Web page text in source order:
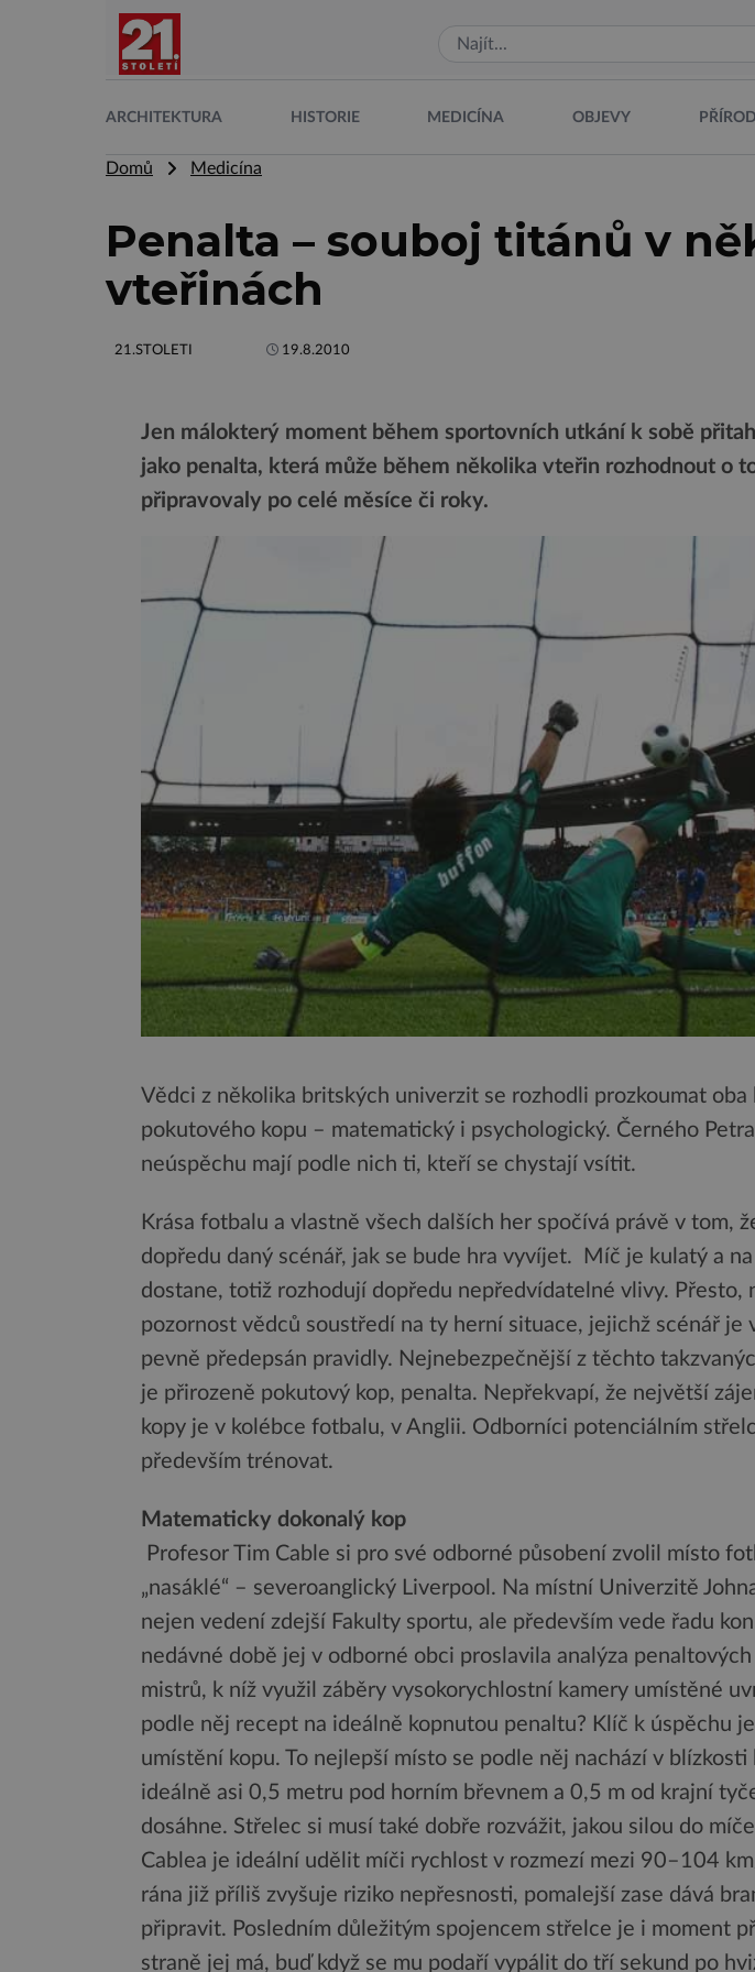
ARCHITEKTURA HISTORIE MEDICÍNA OBJEVY
Domů Medicína
Penalta – souboj titánů v
vteřinách
21.STOLETI 19.8.2010
Jen málokterý moment během sportovních utkání k sobě
jako penalta, která může během několika vteřin rozhodnout o
připravovaly po celé měsíce či roky.
Vědci z několika britských univerzit se rozhodli prozkoumat
pokutového kopu – matematický i psychologický. Černého
neúspěchu mají podle nich ti, kteří se chystají vsítit.
Krása fotbalu a vlastně všech dalších her spočívá právě v tom,
dopředu daný scénář, jak se bude hra vyvíjet. Míč je kulatý a
dostane, totiž rozhodují dopředu nepředvídatelné vlivy. Přesto,
pozornost vědců soustředí na ty herní situace, jejichž scénář je
pevně předepsán pravidly. Nejnebezpečnější z těchto
je přirozeně pokutový kop, penalta. Nepřekvapí, že největší
kopy je v kolébce fotbalu, v Anglii. Odborníci potenciálním
především trénovat.
Matematicky dokonalý kop
Profesor Tim Cable si pro své odborné působení zvolil místo
„nasáklé“ – severoanglický Liverpool. Na místní Univerzitě
nejen vedení zdejší Fakulty sportu, ale především vede řadu
nedávné době jej v odborné obci proslavila analýza
mistrů, k níž využil záběry vysokorychlostní kamery umístěné
podle něj recept na ideálně kopnutou penaltu? Klíč k úspěchu
umístění kopu. To nejlepší místo se podle něj nachází v
ideálně asi 0,5 metru pod horním břevnem a 0,5 m od krajní
dosáhne. Střelec si musí také dobře rozvážit, jakou silou do
Cablea je ideální udělit míči rychlost v rozmezí mezi 90–104
rána již příliš zvyšuje riziko nepřesnosti, pomalejší zase dává
připravit. Posledním důležitým spojencem střelce je i moment
straně jej má, buď když se mu podaří vypálit do tří sekund po